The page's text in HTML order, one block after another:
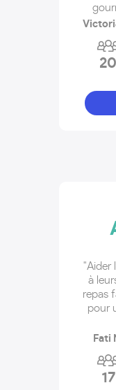
20
"Aider
à
repas
pour
Fati
17